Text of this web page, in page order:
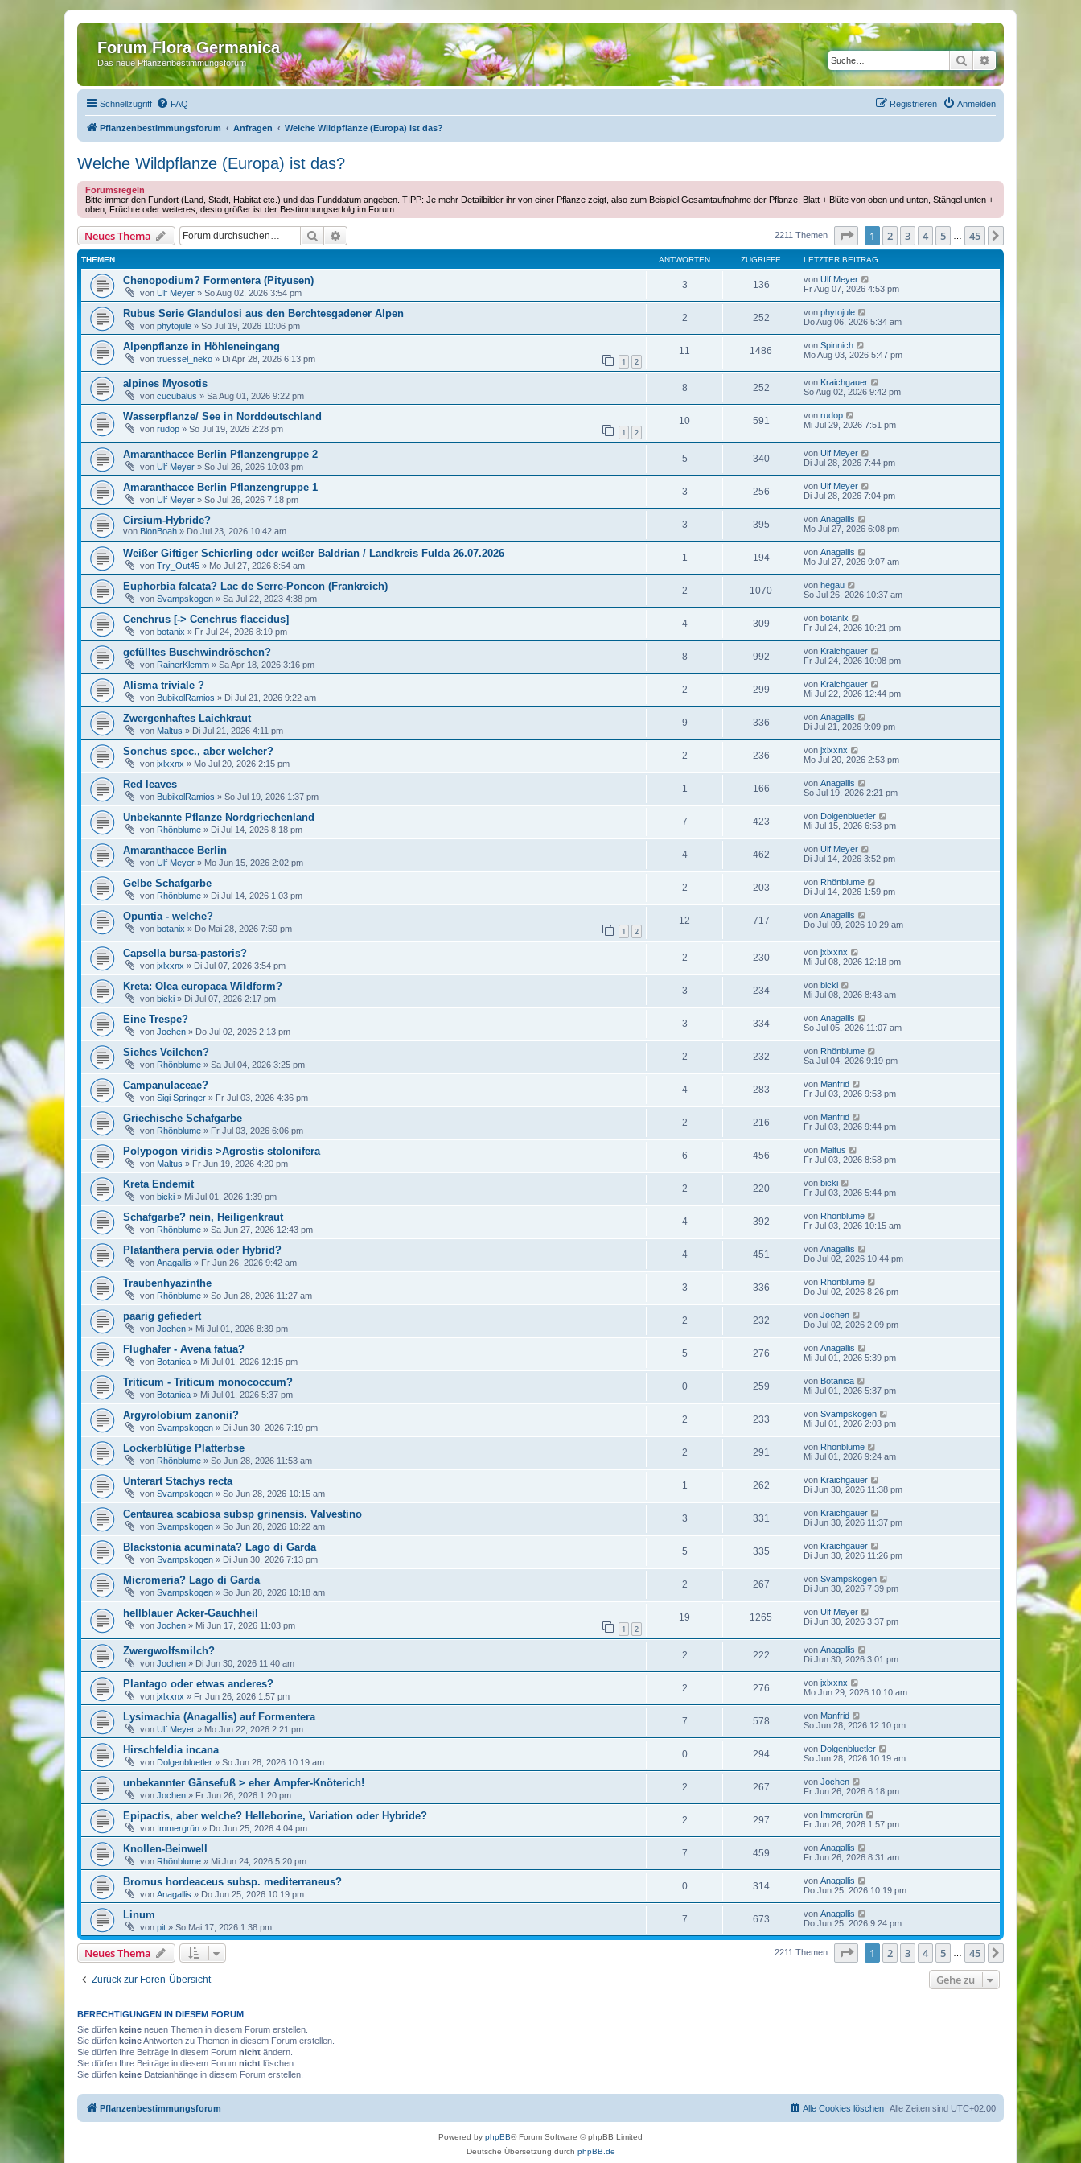
Forum Flora Germanica
Das neue Pflanzenbestimmungsforum SucheErweiterte Suche
Schnellzugriff FAQ Anmelden
Registrieren
Pflanzenbestimmungsforum Anfragen Welche Wildpflanze (Europa) ist das?
Welche Wildpflanze (Europa) ist das?
Forumsregeln
Bitte immer den Fundort (Land, Stadt, Habitat etc.) und das Funddatum angeben. TIPP: Je mehr Detailbilder ihr von einer Pflanze zeigt, also zum Beispiel Gesamtaufnahme der Pflanze, Blatt + Blüte von oben und unten, Stängel unten +
oben, Früchte oder weiteres, desto größer ist der Bestimmungserfolg im Forum.
Neues Thema Suche 2211 Themen Seite von45
1 2 3 4 5 45
THEMEN ANTWORTEN ZUGRIFFE LETZTER BEITRAG
Chenopodium? Formentera (Pityusen)
von Ulf Meyer » So Aug 02, 2026 3:54 pm
3 136 von Ulf Meyer
Fr Aug 07, 2026 4:53 pm
Rubus Serie Glandulosi aus den Berchtesgadener Alpen
von phytojule » So Jul 19, 2026 10:06 pm
2 252 von phytojule
Do Aug 06, 2026 5:34 am
Alpenpflanze in Höhleneingang
von truessel_neko » Di Apr 28, 2026 6:13 pm 1 2
11 1486 von Spinnich
Mo Aug 03, 2026 5:47 pm
alpines Myosotis
von cucubalus » Sa Aug 01, 2026 9:22 pm
8 252 von Kraichgauer
So Aug 02, 2026 9:42 pm
Wasserpflanze/ See in Norddeutschland
von rudop » So Jul 19, 2026 2:28 pm 1 2
10 591 von rudop
Mi Jul 29, 2026 7:51 pm
Amaranthacee Berlin Pflanzengruppe 2
von Ulf Meyer » So Jul 26, 2026 10:03 pm
5 340 von Ulf Meyer
Di Jul 28, 2026 7:44 pm
Amaranthacee Berlin Pflanzengruppe 1
von Ulf Meyer » So Jul 26, 2026 7:18 pm
3 256 von Ulf Meyer
Di Jul 28, 2026 7:04 pm
Cirsium-Hybride?
von BlonBoah » Do Jul 23, 2026 10:42 am
3 395 von Anagallis
Mo Jul 27, 2026 6:08 pm
Weißer Giftiger Schierling oder weißer Baldrian / Landkreis Fulda 26.07.2026
von Try_Out45 » Mo Jul 27, 2026 8:54 am
1 194 von Anagallis
Mo Jul 27, 2026 9:07 am
Euphorbia falcata? Lac de Serre-Poncon (Frankreich)
von Svampskogen » Sa Jul 22, 2023 4:38 pm
2 1070 von hegau
So Jul 26, 2026 10:37 am
Cenchrus [-> Cenchrus flaccidus]
von botanix » Fr Jul 24, 2026 8:19 pm
4 309 von botanix
Fr Jul 24, 2026 10:21 pm
gefülltes Buschwindröschen?
von RainerKlemm » Sa Apr 18, 2026 3:16 pm
8 992 von Kraichgauer
Fr Jul 24, 2026 10:08 pm
Alisma triviale ?
von BubikolRamios » Di Jul 21, 2026 9:22 am
2 299 von Kraichgauer
Mi Jul 22, 2026 12:44 pm
Zwergenhaftes Laichkraut
von Maltus » Di Jul 21, 2026 4:11 pm
9 336 von Anagallis
Di Jul 21, 2026 9:09 pm
Sonchus spec., aber welcher?
von jxlxxnx » Mo Jul 20, 2026 2:15 pm
2 236 von jxlxxnx
Mo Jul 20, 2026 2:53 pm
Red leaves
von BubikolRamios » So Jul 19, 2026 1:37 pm
1 166 von Anagallis
So Jul 19, 2026 2:21 pm
Unbekannte Pflanze Nordgriechenland
von Rhönblume » Di Jul 14, 2026 8:18 pm
7 423 von Dolgenbluetler
Mi Jul 15, 2026 6:53 pm
Amaranthacee Berlin
von Ulf Meyer » Mo Jun 15, 2026 2:02 pm
4 462 von Ulf Meyer
Di Jul 14, 2026 3:52 pm
Gelbe Schafgarbe
von Rhönblume » Di Jul 14, 2026 1:03 pm
2 203 von Rhönblume
Di Jul 14, 2026 1:59 pm
Opuntia - welche?
von botanix » Do Mai 28, 2026 7:59 pm 1 2
12 717 von Anagallis
Do Jul 09, 2026 10:29 am
Capsella bursa-pastoris?
von jxlxxnx » Di Jul 07, 2026 3:54 pm
2 230 von jxlxxnx
Mi Jul 08, 2026 12:18 pm
Kreta: Olea europaea Wildform?
von bicki » Di Jul 07, 2026 2:17 pm
3 234 von bicki
Mi Jul 08, 2026 8:43 am
Eine Trespe?
von Jochen » Do Jul 02, 2026 2:13 pm
3 334 von Anagallis
So Jul 05, 2026 11:07 am
Siehes Veilchen?
von Rhönblume » Sa Jul 04, 2026 3:25 pm
2 232 von Rhönblume
Sa Jul 04, 2026 9:19 pm
Campanulaceae?
von Sigi Springer » Fr Jul 03, 2026 4:36 pm
4 283 von Manfrid
Fr Jul 03, 2026 9:53 pm
Griechische Schafgarbe
von Rhönblume » Fr Jul 03, 2026 6:06 pm
2 216 von Manfrid
Fr Jul 03, 2026 9:44 pm
Polypogon viridis >Agrostis stolonifera
von Maltus » Fr Jun 19, 2026 4:20 pm
6 456 von Maltus
Fr Jul 03, 2026 8:58 pm
Kreta Endemit
von bicki » Mi Jul 01, 2026 1:39 pm
2 220 von bicki
Fr Jul 03, 2026 5:44 pm
Schafgarbe? nein, Heiligenkraut
von Rhönblume » Sa Jun 27, 2026 12:43 pm
4 392 von Rhönblume
Fr Jul 03, 2026 10:15 am
Platanthera pervia oder Hybrid?
von Anagallis » Fr Jun 26, 2026 9:42 am
4 451 von Anagallis
Do Jul 02, 2026 10:44 pm
Traubenhyazinthe
von Rhönblume » So Jun 28, 2026 11:27 am
3 336 von Rhönblume
Do Jul 02, 2026 8:26 pm
paarig gefiedert
von Jochen » Mi Jul 01, 2026 8:39 pm
2 232 von Jochen
Do Jul 02, 2026 2:09 pm
Flughafer - Avena fatua?
von Botanica » Mi Jul 01, 2026 12:15 pm
5 276 von Anagallis
Mi Jul 01, 2026 5:39 pm
Triticum - Triticum monococcum?
von Botanica » Mi Jul 01, 2026 5:37 pm
0 259 von Botanica
Mi Jul 01, 2026 5:37 pm
Argyrolobium zanonii?
von Svampskogen » Di Jun 30, 2026 7:19 pm
2 233 von Svampskogen
Mi Jul 01, 2026 2:03 pm
Lockerblütige Platterbse
von Rhönblume » So Jun 28, 2026 11:53 am
2 291 von Rhönblume
Mi Jul 01, 2026 9:24 am
Unterart Stachys recta
von Svampskogen » So Jun 28, 2026 10:15 am
1 262 von Kraichgauer
Di Jun 30, 2026 11:38 pm
Centaurea scabiosa subsp grinensis. Valvestino
von Svampskogen » So Jun 28, 2026 10:22 am
3 331 von Kraichgauer
Di Jun 30, 2026 11:37 pm
Blackstonia acuminata? Lago di Garda
von Svampskogen » Di Jun 30, 2026 7:13 pm
5 335 von Kraichgauer
Di Jun 30, 2026 11:26 pm
Micromeria? Lago di Garda
von Svampskogen » So Jun 28, 2026 10:18 am
2 267 von Svampskogen
Di Jun 30, 2026 7:39 pm
hellblauer Acker-Gauchheil
von Jochen » Mi Jun 17, 2026 11:03 pm 1 2
19 1265 von Ulf Meyer
Di Jun 30, 2026 3:37 pm
Zwergwolfsmilch?
von Jochen » Di Jun 30, 2026 11:40 am
2 222 von Anagallis
Di Jun 30, 2026 3:01 pm
Plantago oder etwas anderes?
von jxlxxnx » Fr Jun 26, 2026 1:57 pm
2 276 von jxlxxnx
Mo Jun 29, 2026 10:10 am
Lysimachia (Anagallis) auf Formentera
von Ulf Meyer » Mo Jun 22, 2026 2:21 pm
7 578 von Manfrid
So Jun 28, 2026 12:10 pm
Hirschfeldia incana
von Dolgenbluetler » So Jun 28, 2026 10:19 am
0 294 von Dolgenbluetler
So Jun 28, 2026 10:19 am
unbekannter Gänsefuß > eher Ampfer-Knöterich!
von Jochen » Fr Jun 26, 2026 1:20 pm
2 267 von Jochen
Fr Jun 26, 2026 6:18 pm
Epipactis, aber welche? Helleborine, Variation oder Hybride?
von Immergrün » Do Jun 25, 2026 4:04 pm
2 297 von Immergrün
Fr Jun 26, 2026 1:57 pm
Knollen-Beinwell
von Rhönblume » Mi Jun 24, 2026 5:20 pm
7 459 von Anagallis
Fr Jun 26, 2026 8:31 am
Bromus hordeaceus subsp. mediterraneus?
von Anagallis » Do Jun 25, 2026 10:19 pm
0 314 von Anagallis
Do Jun 25, 2026 10:19 pm
Linum
von pit » So Mai 17, 2026 1:38 pm
7 673 von Anagallis
Do Jun 25, 2026 9:24 pm
Neues Thema 2211 Themen Seite von45
1 2 3 4 5 45 Nächste
Zurück zur Foren-Übersicht Gehe zu
BERECHTIGUNGEN IN DIESEM FORUM
Sie dürfen keine neuen Themen in diesem Forum erstellen.
Sie dürfen keineAntworten zu Themen in diesem Forum erstellen.
Sie dürfen Ihre Beiträge in diesem Forum nicht ändern.
Sie dürfen Ihre Beiträge in diesem Forum nicht löschen.
Sie dürfen keine Dateianhänge in diesem Forum erstellen.
Pflanzenbestimmungsforum Alle Zeiten sind UTC+02:00
Alle Cookies löschen
Powered by phpBB® Forum Software © phpBB Limited
Deutsche Übersetzung durch phpBB.de